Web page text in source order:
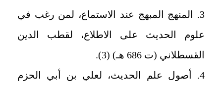
3. المنهج المبهج عند الاستماع، لمن رغب في
علوم الحديث على الاطلاع، لقطب الدين
القسطلاني (ت 686 هـ) (3).
4. أصول علم الحديث، لعلي بن أبي الحزم